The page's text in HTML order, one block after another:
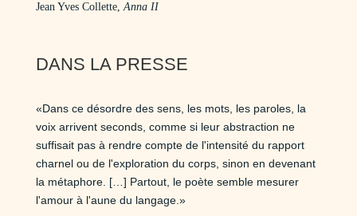
Jean Yves Collette,Anna II
DANS LA PRESSE
«Dans ce désordre des sens, les mots, les paroles, la
voix arrivent seconds, comme si leur abstraction ne
suffisait pas à rendre compte de l'intensité du rapport
charnel ou de l'exploration du corps, sinon en devenant
la métaphore. […] Partout, le poète semble mesurer
l'amour à l'aune du langage.»